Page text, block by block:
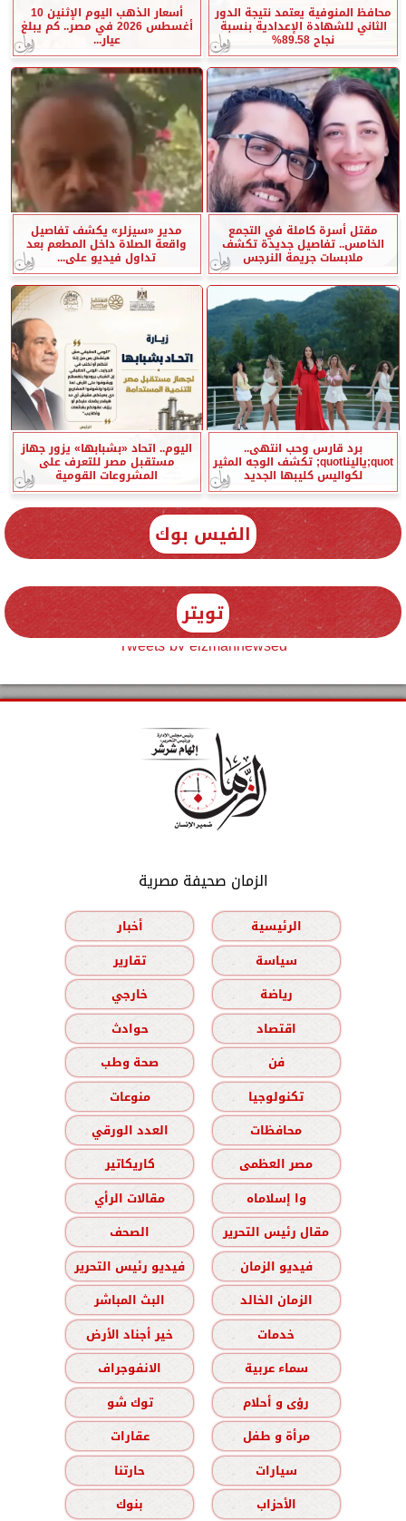
محافظ المنوفية يعتمد نتيجة الدور
الثاني للشهادة الإعدادية بنسبة
نجاح 89.58%
أسعار الذهب اليوم الإثنين 10
أغسطس 2026 في مصر.. كم يبلغ
عيار...
مقتل أسرة كاملة في التجمع
الخامس.. تفاصيل جديدة تكشف
ملابسات جريمة النرجس
مدير «سيزلر» يكشف تفاصيل
واقعة الصلاة داخل المطعم بعد
تداول فيديو على...
برد قارس وحب انتهى..
quot;ياليناquot; تكشف الوجه المثير
لكواليس كليبها الجديد
اليوم.. اتحاد «بشبابها» يزور جهاز
مستقبل مصر للتعرف على
المشروعات القومية
الفيس بوك
تويتر
Tweets by elzmannewseg
الزمان صحيفة مصرية
الرئيسية
أخبار
سياسة
تقارير
رياضة
خارجي
اقتصاد
حوادث
فن
صحة وطب
تكنولوجيا
منوعات
محافظات
العدد الورقي
مصر العظمى
كاريكاتير
وا إسلاماه
مقالات الرأي
مقال رئيس التحرير
الصحف
فيديو الزمان
فيديو رئيس التحرير
الزمان الخالد
البث المباشر
خدمات
خير أجناد الأرض
سماء عربية
الانفوجراف
رؤى و أحلام
توك شو
مرأة و طفل
عقارات
سيارات
حارتنا
الأحزاب
بنوك